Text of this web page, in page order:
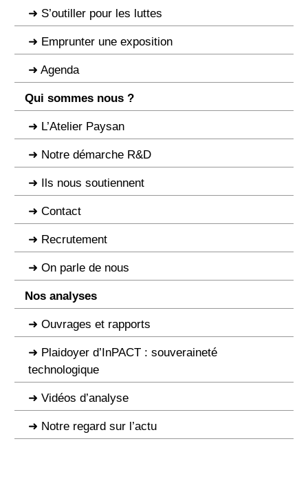
S’outiller pour les luttes
Emprunter une exposition
Agenda
Qui sommes nous ?
L’Atelier Paysan
Notre démarche R&D
Ils nous soutiennent
Contact
Recrutement
On parle de nous
Nos analyses
Ouvrages et rapports
Plaidoyer d’InPACT : souveraineté
technologique
Vidéos d’analyse
Notre regard sur l’actu